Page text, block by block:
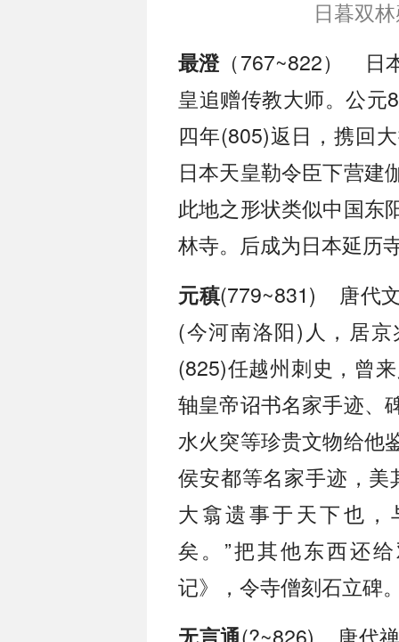
日暮双
最澄（767~822） 日
皇追赠传教大师。公元
四年(805)返日，携回
日本天皇勒令臣下营建
此地之形状类似中国东
林寺。后成为日本延历
元稹(779~831) 唐代
(今河南洛阳)人，居
(825)任越州刺史，曾
轴皇帝诏书名家手迹、
水火突等珍贵文物给他
侯安都等名家手迹，美
大翕遗事于天下也
矣。”把其他东西还
记》，令寺僧刻石立碑
(?~826) 唐代禅